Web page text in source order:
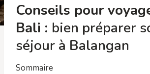
Conseils pour
Bali : bien préparer
séjour à Balangan
Sommaire